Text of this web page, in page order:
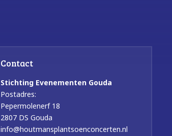
Contact
Stichting Evenementen Gouda
Postadres:
Pepermolenerf 18
2807 DS Gouda
info@houtmansplantsoenconcerten.nl